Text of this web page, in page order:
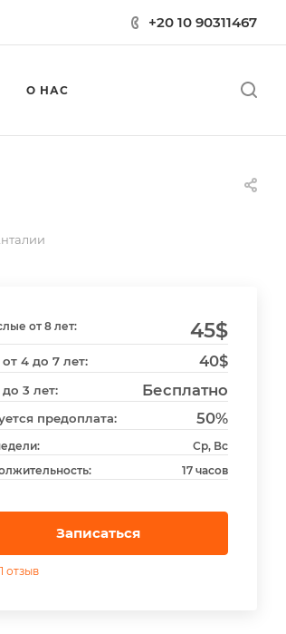
+20 10 90311467
О НАС
от 8 лет: 45$
4 до 7 лет: 40$
3 лет: Бесплатно
предоплата: 50%
Ср, Вс
17 часов
Записаться
1 отзыв